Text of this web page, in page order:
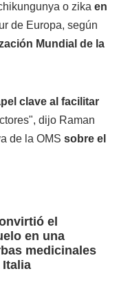
o zika en
de Europa, según
Mundial de la
clave al facilitar
dijo Raman
de la OMS sobre el
el
en una
medicinales
Italia